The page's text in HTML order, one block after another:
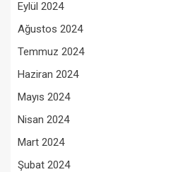
Eylül 2024
Ağustos 2024
Temmuz 2024
Haziran 2024
Mayıs 2024
Nisan 2024
Mart 2024
Şubat 2024